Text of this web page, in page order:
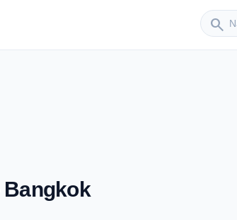
search
Bangkok